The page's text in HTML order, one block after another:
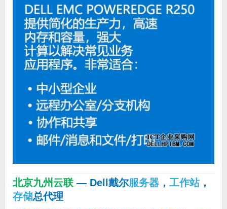
北京九州云联 — Dell戴尔服务器， 工作站，
存储总代理